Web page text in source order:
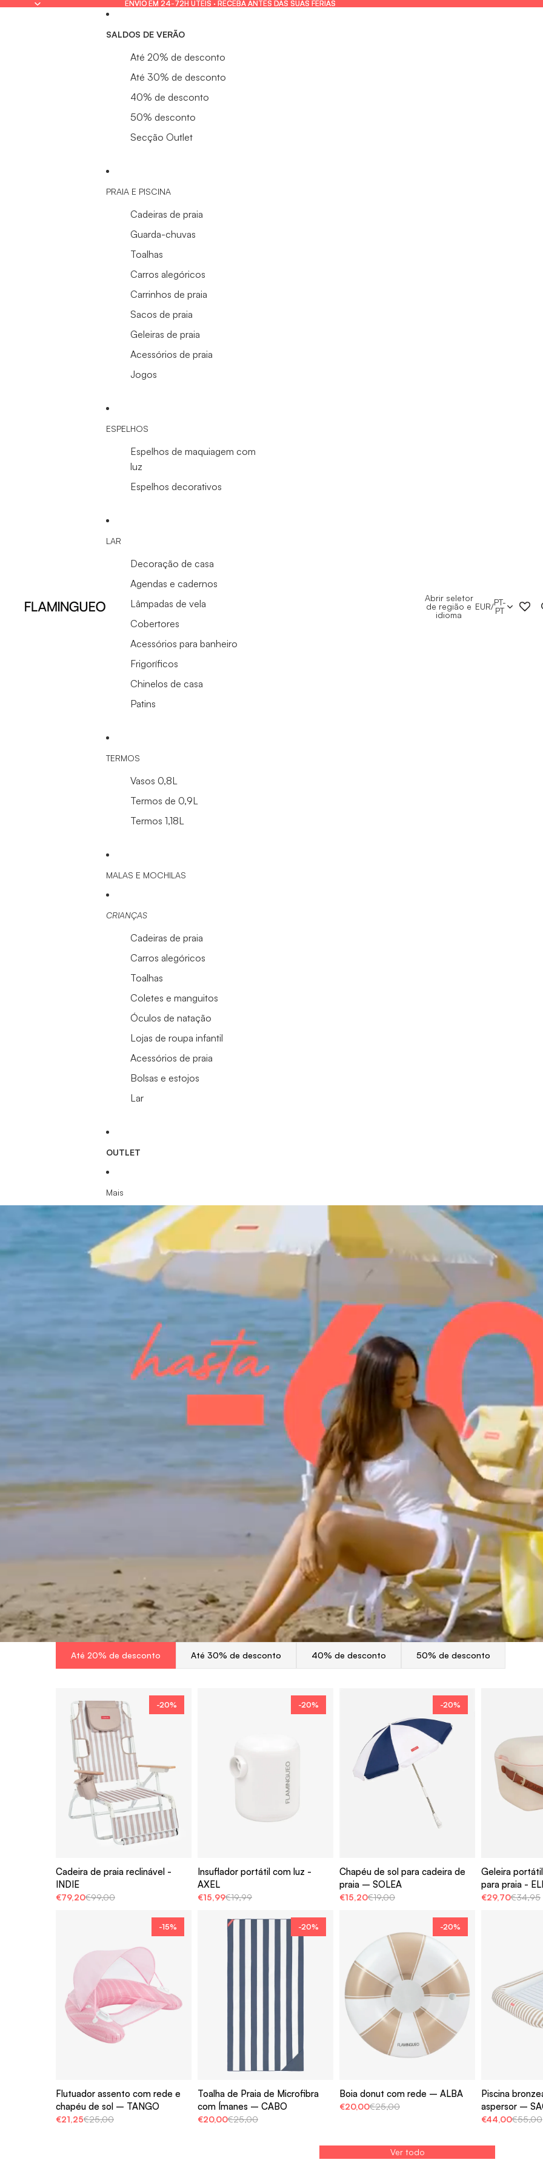
ENVIO EM 24-72H ÚTEIS · RECEBA ANTES DAS SUAS FÉRIAS
ENVIO EM 24-72H ÚTEIS · RECEBA ANTES DAS SUAS FÉRIAS
SALDOS DE VERÃO
Até 20% de desconto
Até 30% de desconto
40% de desconto
50% desconto
Secção Outlet
PRAIA E PISCINA
Cadeiras de praia
Guarda-chuvas
Toalhas
Carros alegóricos
Carrinhos de praia
Sacos de praia
Geleiras de praia
Acessórios de praia
Jogos
ESPELHOS
Espelhos de maquiagem com
luz
Espelhos decorativos
LAR
Decoração de casa
Agendas e cadernos
Lâmpadas de vela
Cobertores
Acessórios para banheiro
Frigoríficos
Chinelos de casa
Patins
TERMOS
Vasos 0,8L
Termos de 0,9L
Termos 1,18L
MALAS E MOCHILAS
CRIANÇAS
Cadeiras de praia
Carros alegóricos
Toalhas
Coletes e manguitos
Óculos de natação
Lojas de roupa infantil
Acessórios de praia
Bolsas e estojos
Lar
OUTLET
Mais
Abrir seletor
de região e
idioma
EUR/PT-
PT
Até 20% de desconto Até 30% de desconto 40% de desconto 50% de desconto
-20%
Cadeira de praia reclinável -
INDIE
€79,20€99,00
-20%
Insuflador portátil com luz -
AXEL
€15,99€19,99
-20%
Chapéu de sol para cadeira de
praia – SOLEA
€15,20€19,00
Geleira
para praia -
€29,70€34,95
-15%
Flutuador assento com rede e
chapéu de sol – TANGO
€21,25€25,00
-20%
Toalha de Praia de Microfibra
com Ímanes – CABO
€20,00€25,00
-20%
Boia donut com rede – ALBA
€20,00€25,00
Piscina
aspersor –
€44,00€55,00
Ver todo